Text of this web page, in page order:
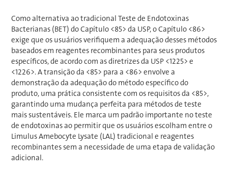
Como alternativa ao tradicional Teste de Endotoxinas
Bacterianas (BET) do Capítulo <85> da USP, o Capítulo <86>
exige que os usuários verifiquem a adequação desses métodos
baseados em reagentes recombinantes para seus produtos
específicos, de acordo com as diretrizes da USP <1225> e
<1226>. A transição da <85> para a <86> envolve a
demonstração da adequação do método específico do
produto, uma prática consistente com os requisitos da <85>,
garantindo uma mudança perfeita para métodos de teste
mais sustentáveis. Ele marca um padrão importante no teste
de endotoxinas ao permitir que os usuários escolham entre o
Limulus Amebocyte Lysate (LAL) tradicional e reagentes
recombinantes sem a necessidade de uma etapa de validação
adicional.